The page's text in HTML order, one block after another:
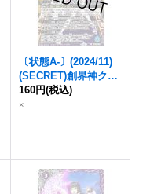
〔状態A-〕(2024/11)
(SECRET)創界神クク
ルカン(BSC44収録)
【X-SEC】{
160円(税込)
×